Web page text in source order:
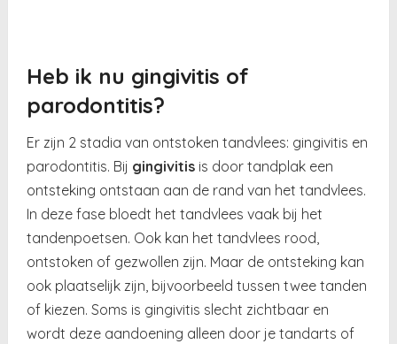
Heb ik nu gingivitis of
parodontitis?
Er zijn 2 stadia van ontstoken tandvlees: gingivitis en
parodontitis. Bij gingivitis is door tandplak een
ontsteking ontstaan aan de rand van het tandvlees.
In deze fase bloedt het tandvlees vaak bij het
tandenpoetsen. Ook kan het tandvlees rood,
ontstoken of gezwollen zijn. Maar de ontsteking kan
ook plaatselijk zijn, bijvoorbeeld tussen twee tanden
of kiezen. Soms is gingivitis slecht zichtbaar en
wordt deze aandoening alleen door je tandarts of